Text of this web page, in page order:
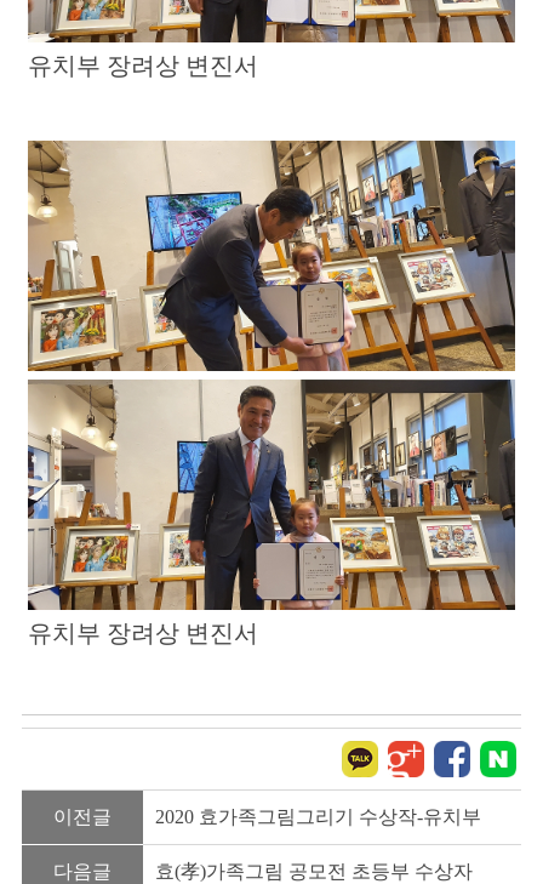
유치부 장려상 변진서
유치부 장려상 변진서
이전글 2020 효가족그림그리기 수상작-유치부
다음글 효(孝)가족그림 공모전 초등부 수상자